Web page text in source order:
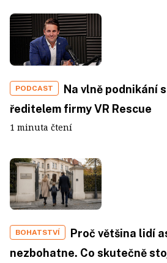
PODCAST
Na vlně podnikání
ředitelem firmy VR Rescue
1 minuta čtení
BOHATSTVÍ
Proč většina lidí
nezbohatne. Co skutečně